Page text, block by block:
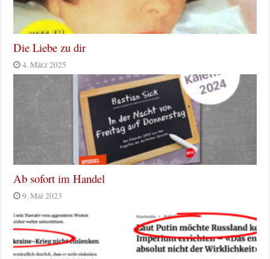
Die Liebe zu dir
4. März 2025
Ab sofort im Handel
9. Mai 2023